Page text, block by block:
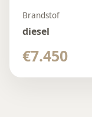
Brandstof
diesel
€7.450